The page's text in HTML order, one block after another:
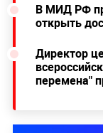
В МИД РФ
открыть
Директор
перемена"